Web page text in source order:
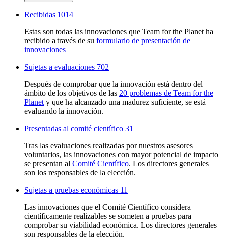
Recibidas 1014
Estas son todas las innovaciones que Team for the Planet ha
recibido a través de su formulario de presentación de
innovaciones
Sujetas a evaluaciones 702
Después de comprobar que la innovación está dentro del
ámbito de los objetivos de las 20 problemas de Team for the
Planet y que ha alcanzado una madurez suficiente, se está
evaluando la innovación.
Presentadas al comité científico 31
Tras las evaluaciones realizadas por nuestros asesores
voluntarios, las innovaciones con mayor potencial de impacto
se presentan al Comité Científico. Los directores generales
son los responsables de la elección.
Sujetas a pruebas económicas 11
Las innovaciones que el Comité Científico considera
científicamente realizables se someten a pruebas para
comprobar su viabilidad económica. Los directores generales
son responsables de la elección.